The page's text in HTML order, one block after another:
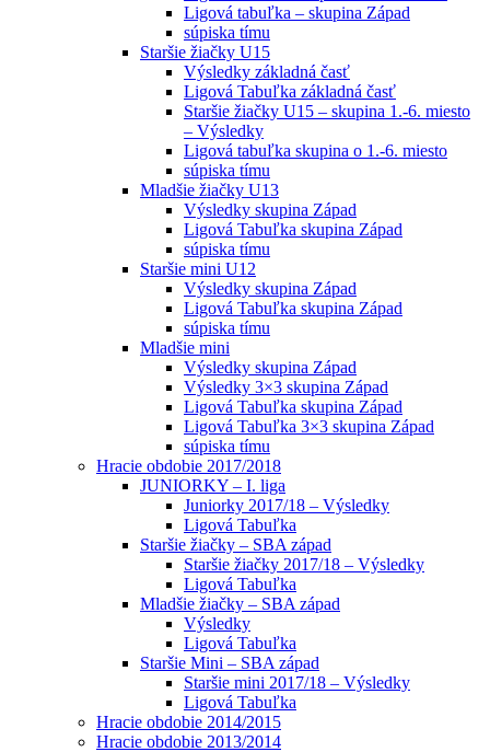
Ligová tabuľka – skupina Západ
súpiska tímu
Staršie žiačky U15
Výsledky základná časť
Ligová Tabuľka základná časť
Staršie žiačky U15 – skupina 1.-6. miesto
– Výsledky
Ligová tabuľka skupina o 1.-6. miesto
súpiska tímu
Mladšie žiačky U13
Výsledky skupina Západ
Ligová Tabuľka skupina Západ
súpiska tímu
Staršie mini U12
Výsledky skupina Západ
Ligová Tabuľka skupina Západ
súpiska tímu
Mladšie mini
Výsledky skupina Západ
Výsledky 3×3 skupina Západ
Ligová Tabuľka skupina Západ
Ligová Tabuľka 3×3 skupina Západ
súpiska tímu
Hracie obdobie 2017/2018
JUNIORKY – I. liga
Juniorky 2017/18 – Výsledky
Ligová Tabuľka
Staršie žiačky – SBA západ
Staršie žiačky 2017/18 – Výsledky
Ligová Tabuľka
Mladšie žiačky – SBA západ
Výsledky
Ligová Tabuľka
Staršie Mini – SBA západ
Staršie mini 2017/18 – Výsledky
Ligová Tabuľka
Hracie obdobie 2014/2015
Hracie obdobie 2013/2014